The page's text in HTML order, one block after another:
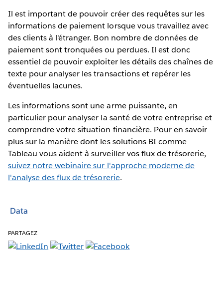
Il est important de pouvoir créer des requêtes sur les
informations de paiement lorsque vous travaillez avec
des clients à l'étranger. Bon nombre de données de
paiement sont tronquées ou perdues. Il est donc
essentiel de pouvoir exploiter les détails des chaînes de
texte pour analyser les transactions et repérer les
éventuelles lacunes.
Les informations sont une arme puissante, en
particulier pour analyser la santé de votre entreprise et
comprendre votre situation financière. Pour en savoir
plus sur la manière dont les solutions BI comme
Tableau vous aident à surveiller vos flux de trésorerie,
suivez notre webinaire sur l'approche moderne de
l'analyse des flux de trésorerie.
Data
PARTAGEZ